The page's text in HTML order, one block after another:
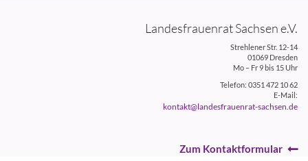
Landesfrauenrat Sachsen e.V.
Strehlener Str. 12-14
01069 Dresden
Mo – Fr 9 bis 15 Uhr
Telefon: 0351 472 10 62
E-Mail:
kontakt@landesfrauenrat-sachsen.de
Zum Kontaktformular